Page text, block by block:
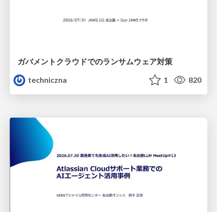
ガバメントクラウドでのランサムウェア対策
techniczna
1 820